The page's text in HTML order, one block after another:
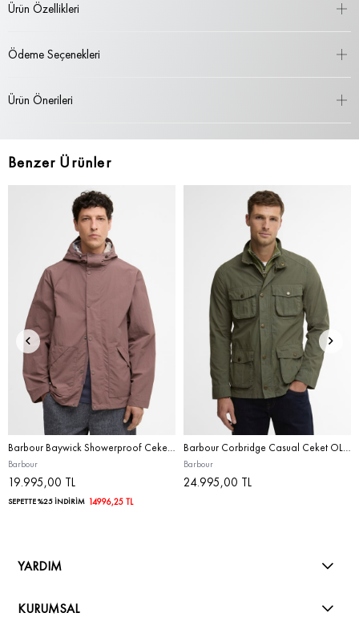
Ürün Özellikleri
Ödeme Seçenekleri
Ürün Önerileri
Benzer Ürünler
Barbour Baywick Showerproof Ceket BR31 Peppercorn
Barbour
19.995,00 TL
SEPETTE %25 İNDİRİM 14996,25 TL
Barbour Corbridge Casual Ceket OL31 Dusty Olive
Barbour
24.995,00 TL
YARDIM
KURUMSAL